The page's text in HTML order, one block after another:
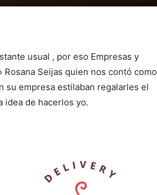
usual , por eso Empresas y
Seijas quien nos contó como
su empresa estilaban regalarles el
idea de hacerlos yo.